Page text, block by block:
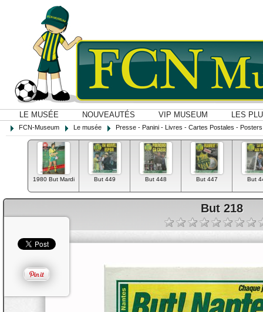
LE MUSÉE NOUVEAUTÉS VIP MUSEUM LES
FCN-Museum Le musée Presse - Panini - Livres - Cartes Postales -
1980 But Mardi But 449 But 448 But 447 But
But 218